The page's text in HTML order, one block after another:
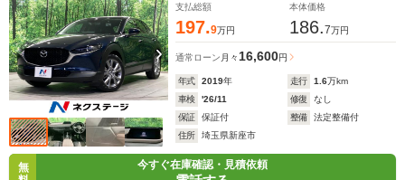
ト ETC
支払総額
197.9万円
本体価格
186.7万円
通常ローン 月々16,600円
年式 2019年 走行 1.6万km
車検
'26/11 修復
なし
保証
保証付 整備
法定整備付
住所
埼玉県新座市
無
今すぐ在庫確認・見積依頼